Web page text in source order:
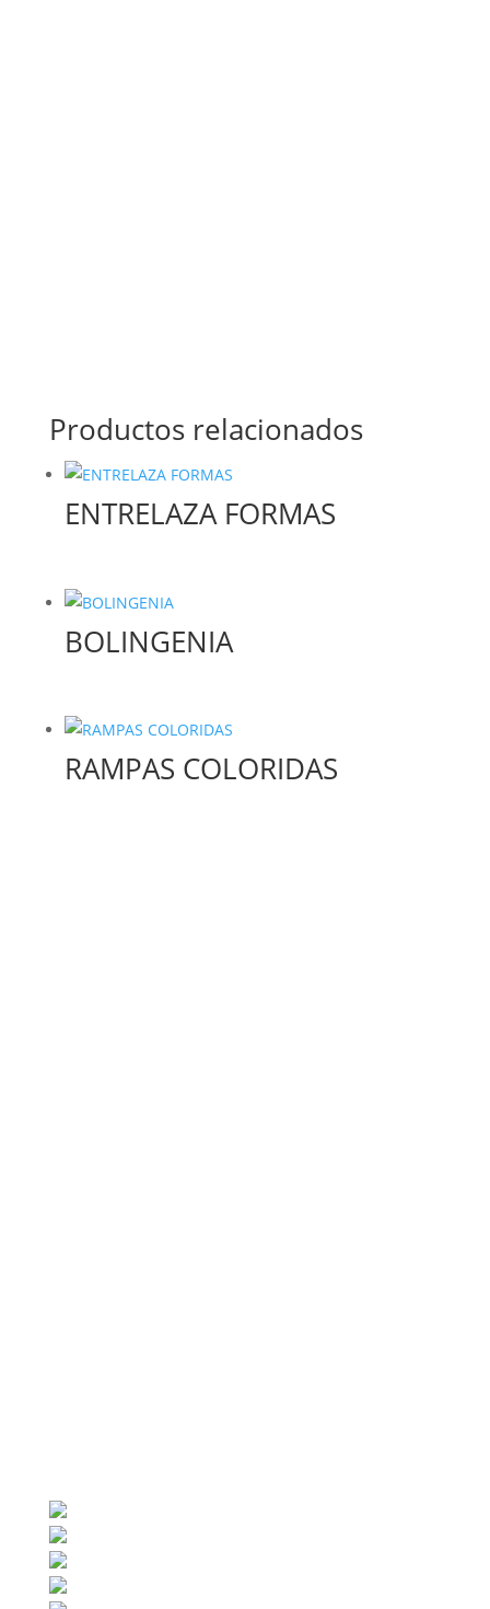
Productos relacionados
ENTRELAZA FORMAS
BOLINGENIA
RAMPAS COLORIDAS